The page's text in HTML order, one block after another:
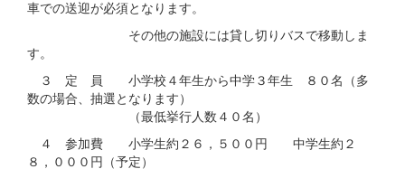
車での送迎が必須となります。
その他の施設には貸し切りバスで移動しま
す。
３ 定 員 小学校４年生から中学３年生 ８０名（多
数の場合、抽選となります）
（最低挙行人数４０名）
４ 参加費 小学生約２６，５００円 中学生約２
８，０００円（予定）